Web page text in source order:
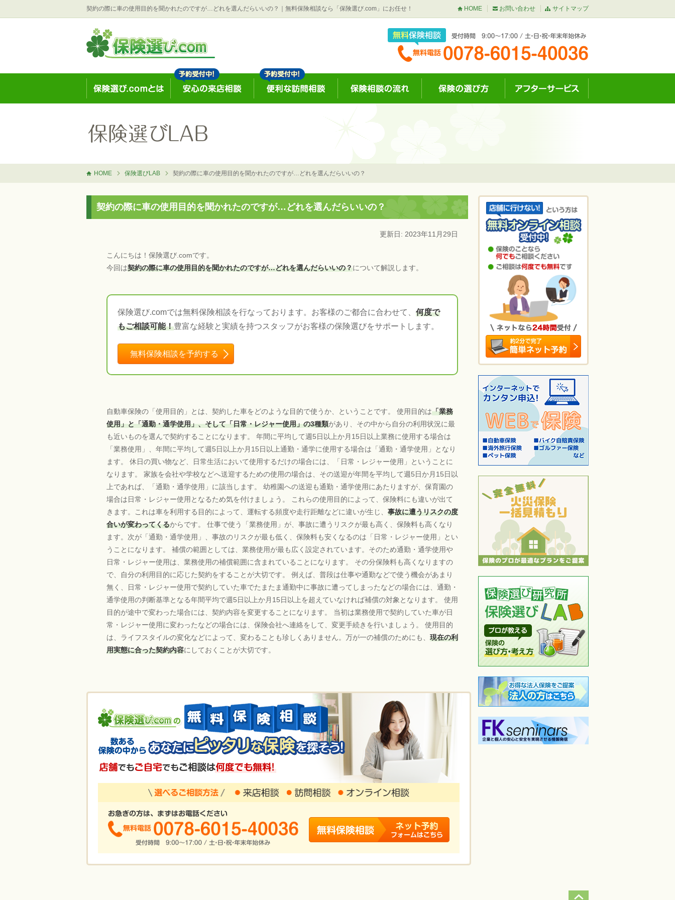
契約の際に車の使用目的を聞かれたのですが…どれを選んだらいいの？｜無料保険相談なら「保険選び.com」にお任せ！ HOME お問い合わせ サイトマップ
HOME 保険選びLAB 契約の際に車の使用目的を聞かれたのですが…どれを選んだらいいの？
契約の際に車の使用目的を聞かれたのですが…どれを選んだらいいの？
更新日: 2023年11月29日
こんにちは！保険選び.comです。
今回は契約の際に車の使用目的を聞かれたのですが…どれを選んだらいいの？について解説します。
保険選び.comでは無料保険相談を行なっております。お客様のご都合に合わせて、 何度で
もご相談可能！豊富な経験と実績を持つスタッフがお客様の保険選びをサポートします。
無料保険相談を予約する
自動車保険の「使用目的」とは、契約した車をどのような目的で使うか、ということです。 使用目的は「業務
使用」と「通勤・通学使用」、そして「日常・レジャー使用」の3種類があり、その中から自分の利用状況に最
も近いものを選んで契約することになります。 年間に平均して週5日以上か月15日以上業務に使用する場合は
「業務使用」、年間に平均して週5日以上か月15日以上通勤・通学に使用する場合は「通勤・通学使用」となり
ます。 休日の買い物など、日常生活において使用するだけの場合には、「日常・レジャー使用」ということに
なります。 家族を会社や学校などへ送迎するための使用の場合は、その送迎が年間を平均して週5日か月15日以
上であれば、「通勤・通学使用」に該当します。 幼稚園への送迎も通勤・通学使用にあたりますが、保育園の
場合は日常・レジャー使用となるため気を付けましょう。 これらの使用目的によって、保険料にも違いが出て
きます。これは車を利用する目的によって、運転する頻度や走行距離などに違いが生じ、 事故に遭うリスクの度
合いが変わってくるからです。 仕事で使う「業務使用」が、事故に遭うリスクが最も高く、保険料も高くなり
ます。次が「通勤・通学使用」、事故のリスクが最も低く、保険料も安くなるのは「日常・レジャー使用」とい
うことになります。 補償の範囲としては、業務使用が最も広く設定されています。そのため通勤・通学使用や
日常・レジャー使用は、業務使用の補償範囲に含まれていることになります。 その分保険料も高くなりますの
で、自分の利用目的に応じた契約をすることが大切です。 例えば、普段は仕事や通勤などで使う機会があまり
無く、日常・レジャー使用で契約していた車でたまたま通勤中に事故に遭ってしまったなどの場合には、通勤・
通学使用の判断基準となる年間平均で週5日以上か月15日以上を超えていなければ補償の対象となります。 使用
目的が途中で変わった場合には、契約内容を変更することになります。 当初は業務使用で契約していた車が日
常・レジャー使用に変わったなどの場合には、保険会社へ連絡をして、変更手続きを行いましょう。 使用目的
は、ライフスタイルの変化などによって、変わることも珍しくありません。万が一の補償のためにも、 現在の利
用実態に合った契約内容にしておくことが大切です。